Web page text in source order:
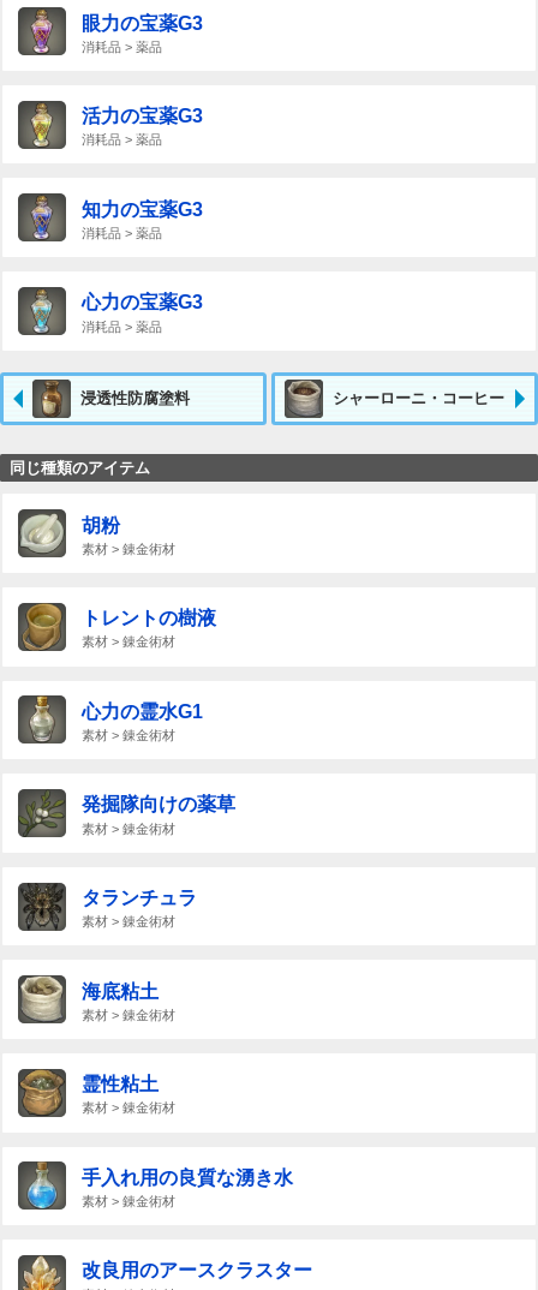
眼力の宝薬G3
消耗品 > 薬品
活力の宝薬G3
消耗品 > 薬品
知力の宝薬G3
消耗品 > 薬品
心力の宝薬G3
消耗品 > 薬品
浸透性防腐塗料 シャーローニ・コーヒー
同じ種類のアイテム
胡粉
素材 > 錬金術材
トレントの樹液
素材 > 錬金術材
心力の霊水G1
素材 > 錬金術材
発掘隊向けの薬草
素材 > 錬金術材
タランチュラ
素材 > 錬金術材
海底粘土
素材 > 錬金術材
霊性粘土
素材 > 錬金術材
手入れ用の良質な湧き水
素材 > 錬金術材
改良用のアースクラスター